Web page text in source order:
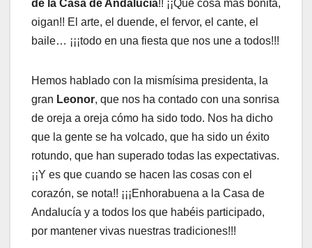
de la Casa de Andalucía!! ¡¡Qué cosa más bonita,
oigan!! El arte, el duende, el fervor, el cante, el
baile… ¡¡¡todo en una fiesta que nos une a todos!!!
Hemos hablado con la mismísima presidenta, la
gran Leonor, que nos ha contado con una sonrisa
de oreja a oreja cómo ha sido todo. Nos ha dicho
que la gente se ha volcado, que ha sido un éxito
rotundo, que han superado todas las expectativas.
¡¡Y es que cuando se hacen las cosas con el
corazón, se nota!! ¡¡¡Enhorabuena a la Casa de
Andalucía y a todos los que habéis participado,
por mantener vivas nuestras tradiciones!!!